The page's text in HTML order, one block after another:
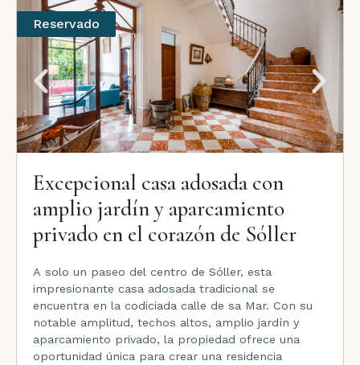
Reservado
Excepcional casa adosada con
amplio jardín y aparcamiento
privado en el corazón de Sóller
A solo un paseo del centro de Sóller, esta
impresionante casa adosada tradicional se
encuentra en la codiciada calle de sa Mar. Con su
notable amplitud, techos altos, amplio jardín y
aparcamiento privado, la propiedad ofrece una
oportunidad única para crear una residencia